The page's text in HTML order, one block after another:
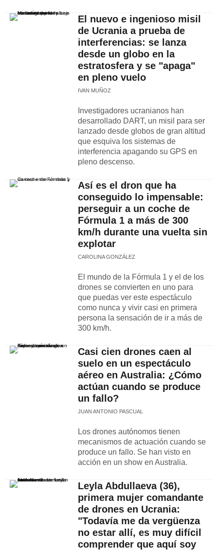
El nuevo e ingenioso misil
de Ucrania a prueba de
interferencias: se lanza
desde un globo en la
estratosfera y se "apaga"
en pleno vuelo
IVAN MUÑOZ
Investigadores ucranianos han
desarrollado DART, un misil para ser
lanzado desde globos de gran altitud
que esquiva los sistemas de
interferencia apagando su GPS en
pleno descenso.
Así es el dron que ha
conseguido lo impensable:
perseguir a un coche de
Fórmula 1 a más de 300
km/h durante una vuelta sin
explotar
CAROLINA GONZÁLEZ
El mundo de la Fórmula 1 y el de los
drones se convierten en uno para
que puedas ver este espectáculo
como nunca y vivir casi en primera
persona la sensación de ir a más de
300 km/h.
Casi cien drones caen al
suelo en un espectáculo
aéreo en Australia: ¿Cómo
actúan cuando se produce
un fallo?
JUAN ANTONIO PASCUAL
Los drones autónomos tienen
mecanismos de actuación cuando se
produce un fallo. Se han visto en
acción en un show en Australia.
Leyla Abdullaeva (36),
primera mujer comandante
de drones en Ucrania:
"Todavía me da vergüenza
no estar allí, es muy difícil
comprender que aquí soy